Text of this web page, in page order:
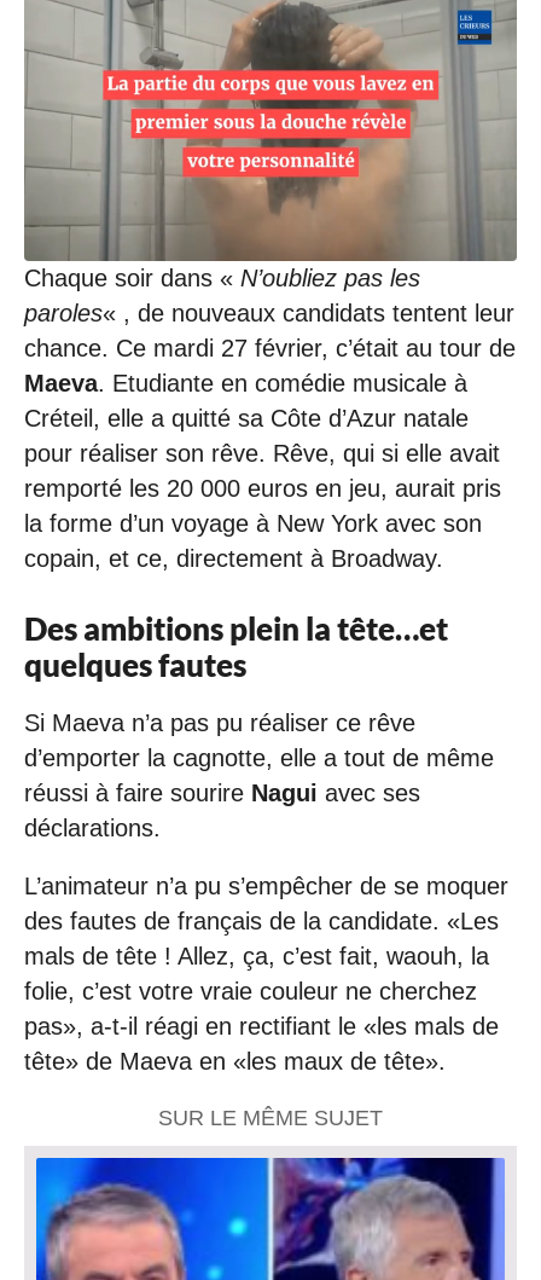
Chaque soir dans « N’oubliez pas les
paroles« , de nouveaux candidats tentent leur
chance. Ce mardi 27 février, c’était au tour de
Maeva. Etudiante en comédie musicale à
Créteil, elle a quitté sa Côte d’Azur natale
pour réaliser son rêve. Rêve, qui si elle avait
remporté les 20 000 euros en jeu, aurait pris
la forme d’un voyage à New York avec son
copain, et ce, directement à Broadway.
Des ambitions plein la tête…et
quelques fautes
Si Maeva n’a pas pu réaliser ce rêve
d’emporter la cagnotte, elle a tout de même
réussi à faire sourire Nagui avec ses
déclarations.
L’animateur n’a pu s’empêcher de se moquer
des fautes de français de la candidate. «Les
mals de tête ! Allez, ça, c’est fait, waouh, la
folie, c’est votre vraie couleur ne cherchez
pas», a-t-il réagi en rectifiant le «les mals de
tête» de Maeva en «les maux de tête».
SUR LE MÊME SUJET